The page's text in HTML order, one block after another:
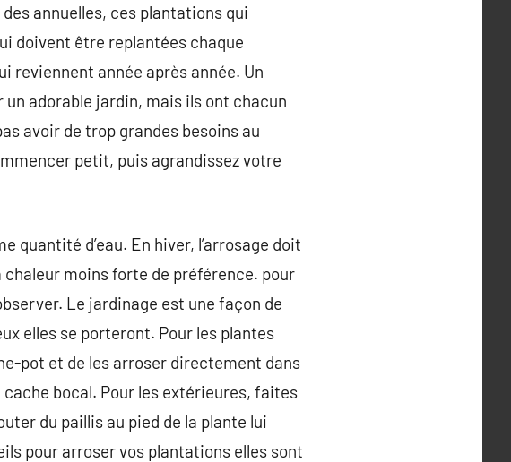
annuelles, ces plantations qui
doivent être replantées chaque
reviennent année après année. Un
un adorable jardin, mais ils ont chacun
avoir de trop grandes besoins au
petit, puis agrandissez votre
quantité d’eau. En hiver, l’arrosage doit
moins forte de préférence. pour
Le jardinage est une façon de
elles se porteront. Pour les plantes
pot et de les arroser directement dans
cache bocal. Pour les extérieures, faites
du paillis au pied de la plante lui
pour arroser vos plantations elles sont